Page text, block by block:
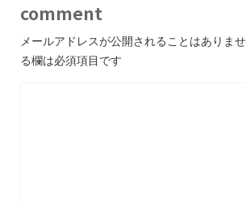
comment
メールアドレスが公開されることはありませ
る欄は必須項目です